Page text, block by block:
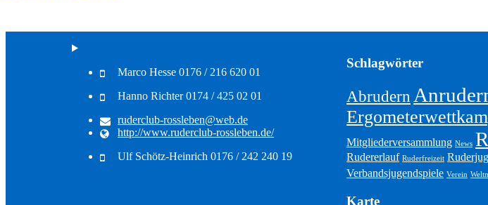
Marco Hesse 0176 / 216 620 01
Hanno Richter 0174 / 425 02 01
ruderclub-rossleben@web.de
http://www.ruderclub-rossleben.de/
Ulf Schötz-Heinrich 0176 / 242 240 19
Schlagwörter
Abrudern
Mitgliederversammlung News
Rudererlauf Ruderfreizeit
Verbandsjugendspiele Verein
Karte